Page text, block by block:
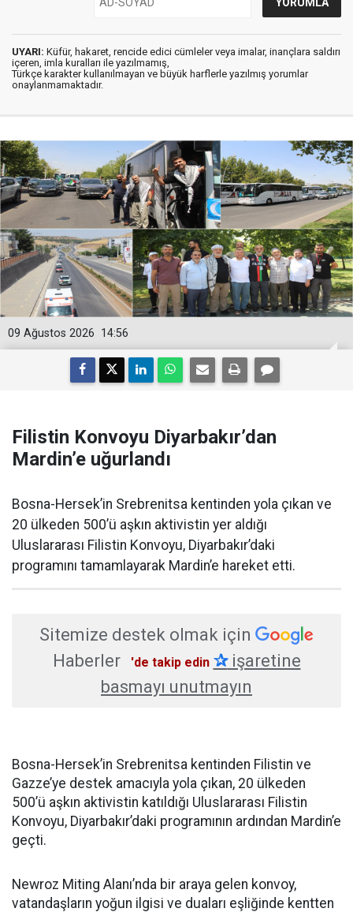
UYARI: Küfür, hakaret, rencide edici cümleler veya imalar, inançlara saldırı
içeren, imla kuralları ile yazılmamış,
Türkçe karakter kullanılmayan ve büyük harflerle yazılmış yorumlar
onaylanmamaktadır.
14:56
09 Ağustos 2026
Filistin Konvoyu Diyarbakır’dan
Mardin’e uğurlandı
Bosna-Hersek’in Srebrenitsa kentinden yola çıkan ve
20 ülkeden 500’ü aşkın aktivistin yer aldığı
Uluslararası Filistin Konvoyu, Diyarbakır’daki
programını tamamlayarak Mardin’e hareket etti.
Sitemize destek olmak için
Haberler
'de takip edin ✰işaretine
basmayı unutmayın
Bosna-Hersek’in Srebrenitsa kentinden Filistin ve
Gazze’ye destek amacıyla yola çıkan, 20 ülkeden
500’ü aşkın aktivistin katıldığı Uluslararası Filistin
Konvoyu, Diyarbakır’daki programının ardından Mardin’e
geçti.
Newroz Miting Alanı’nda bir araya gelen konvoy,
vatandaşların yoğun ilgisi ve duaları eşliğinde kentten